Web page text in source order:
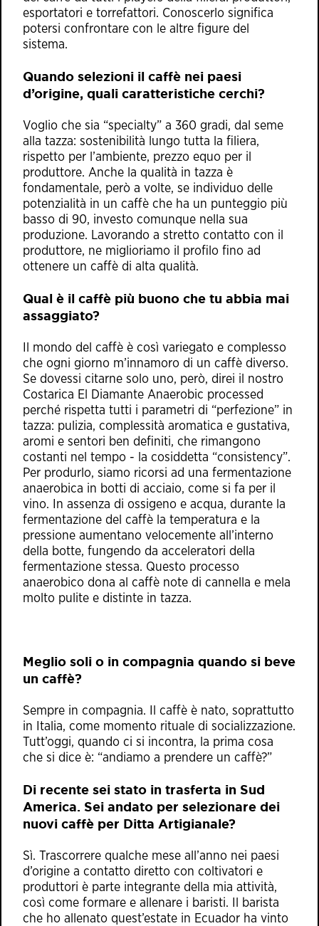
esportatori e torrefattori. Conoscerlo significa
potersi confrontare con le altre figure del
sistema.
Quando selezioni il caffè nei paesi
d’origine, quali caratteristiche cerchi?
Voglio che sia “specialty” a 360 gradi, dal seme
alla tazza: sostenibilità lungo tutta la filiera,
rispetto per l’ambiente, prezzo equo per il
produttore. Anche la qualità in tazza è
fondamentale, però a volte, se individuo delle
potenzialità in un caffè che ha un punteggio più
basso di 90, investo comunque nella sua
produzione. Lavorando a stretto contatto con il
produttore, ne miglioriamo il profilo fino ad
ottenere un caffè di alta qualità.
Qual è il caffè più buono che tu abbia mai
assaggiato?
Il mondo del caffè è così variegato e complesso
che ogni giorno m’innamoro di un caffè diverso.
Se dovessi citarne solo uno, però, direi il nostro
Costarica El Diamante Anaerobic processed
perché rispetta tutti i parametri di “perfezione” in
tazza: pulizia, complessità aromatica e gustativa,
aromi e sentori ben definiti, che rimangono
costanti nel tempo - la cosiddetta “consistency”.
Per produrlo, siamo ricorsi ad una fermentazione
anaerobica in botti di acciaio, come si fa per il
vino. In assenza di ossigeno e acqua, durante la
fermentazione del caffè la temperatura e la
pressione aumentano velocemente all’interno
della botte, fungendo da acceleratori della
fermentazione stessa. Questo processo
anaerobico dona al caffè note di cannella e mela
molto pulite e distinte in tazza.
Meglio soli o in compagnia quando si beve
un caffè?
Sempre in compagnia. Il caffè è nato, soprattutto
in Italia, come momento rituale di socializzazione.
Tutt’oggi, quando ci si incontra, la prima cosa
che si dice è: “andiamo a prendere un caffè?”
Di recente sei stato in trasferta in Sud
America. Sei andato per selezionare dei
nuovi caffè per Ditta Artigianale?
Sì. Trascorrere qualche mese all’anno nei paesi
d’origine a contatto diretto con coltivatori e
produttori è parte integrante della mia attività,
così come formare e allenare i baristi. Il barista
che ho allenato quest’estate in Ecuador ha vinto